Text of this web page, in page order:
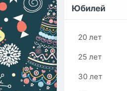
Юбилей
20 лет
25 лет
30 лет